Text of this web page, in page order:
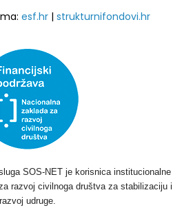
esf.hr | strukturnifondovi.hr
SOS-NET je korisnica institucionalne
razvoj civilnoga društva za stabilizaciju i
razvoj udruge.